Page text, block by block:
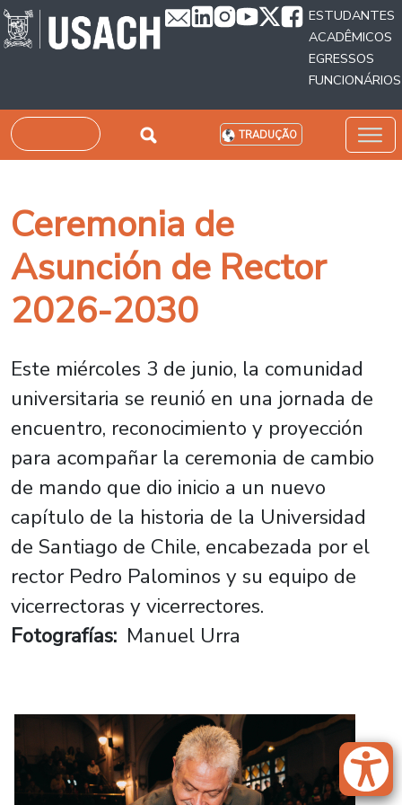
Passar para o conteúdo principal
ESTUDANTES
ACADÊMICOS
EGRESSOS
FUNCIONÁRIOS
Pesquisar TRADUÇÃO
Ceremonia de
Asunción de Rector
2026-2030
Este miércoles 3 de junio, la comunidad
universitaria se reunió en una jornada de
encuentro, reconocimiento y proyección
para acompañar la ceremonia de cambio
de mando que dio inicio a un nuevo
capítulo de la historia de la Universidad
de Santiago de Chile, encabezada por el
rector Pedro Palominos y su equipo de
vicerrectoras y vicerrectores.
Fotografías Manuel Urra